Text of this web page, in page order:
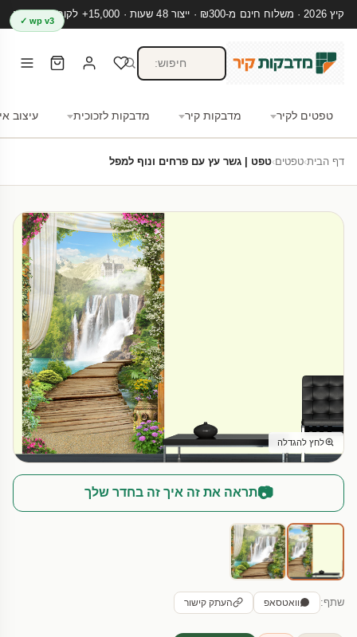
קיץ 2026 · משלוח חינם מ-₪300 · ייצור 48 שעות · 15,000+ לקוחות מרוצים
טפטים לקיר מדבקות קיר מדבקות לזכוכית עיצוב
wp v3 ✓
דף הבית›טפטים›טפט | גשר עץ עם פרחים ונוף למפל
לחץ להגדלה
📷תראה את זה איך זה בחדר שלך
שתף: וואטסאפ העתק קישור